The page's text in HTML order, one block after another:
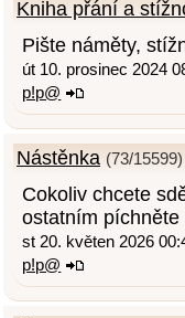
Kniha přání a
Pište náměty,
út 10. prosinec 2024
p!p@
Nástěnka (73/15599)
Cokoliv chcete
ostatním píchněte
st 20. květen 2026
p!p@